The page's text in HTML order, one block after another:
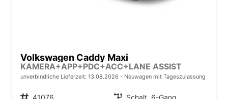
Volkswagen Caddy Maxi
KAMERA+APP+PDC+ACC+LANE ASSIST
unverbindliche Lieferzeit: 13.08.2026 Neuwagen mit Tageszulassung
Fahrzeugnr. 41076 Getriebe Schalt. 6-Gang